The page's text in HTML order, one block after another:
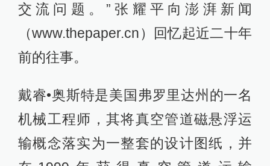
交流问题。”张耀平向澎湃新闻
（www.thepaper.cn）回忆起近二十年
前的往事。
戴睿•奥斯特是美国弗罗里达州的一名
机械工程师，其将真空管道磁悬浮运
输概念落实为一整套的设计图纸，并